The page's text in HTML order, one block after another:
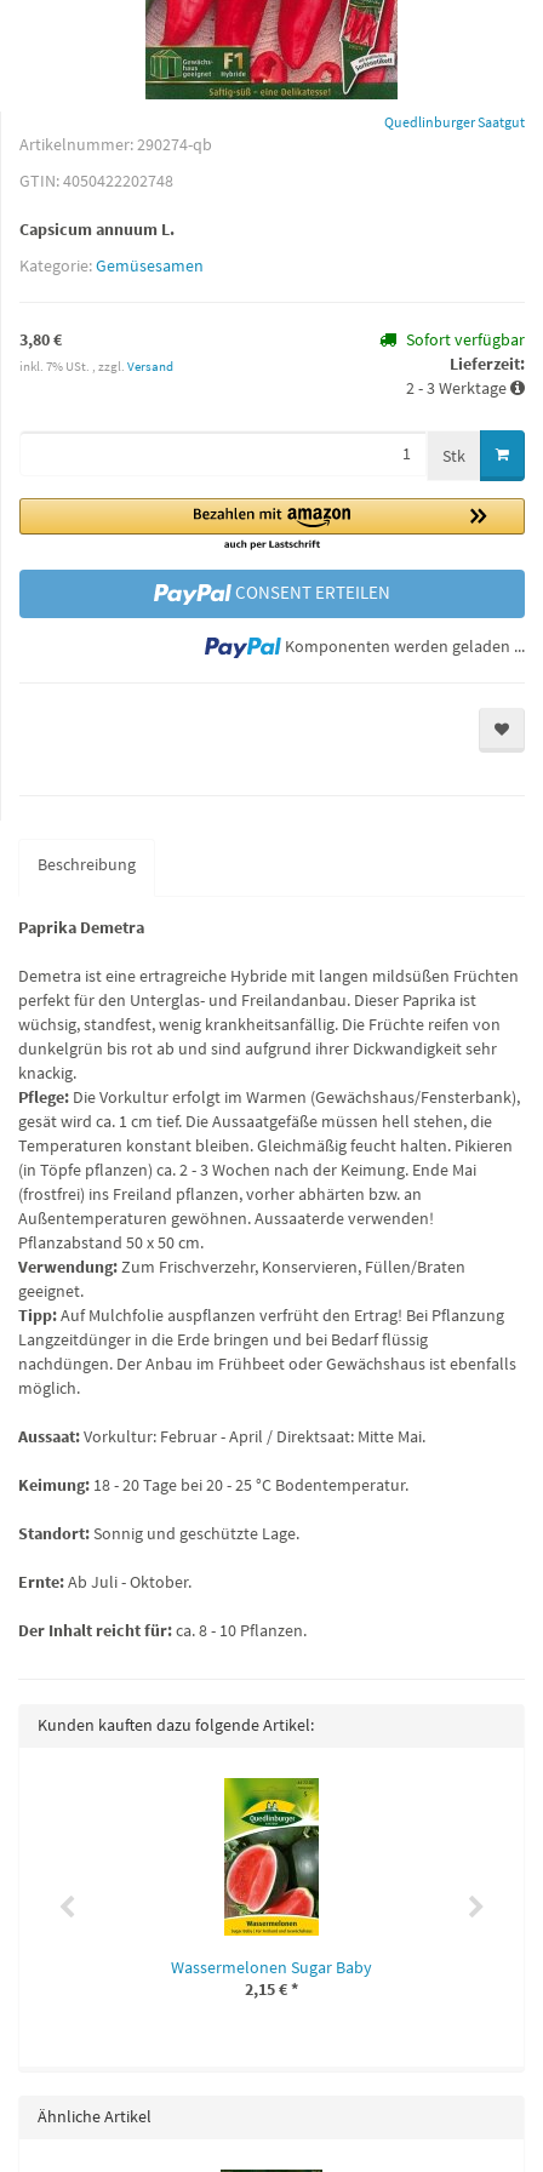
Quedlinburger Saatgut
Artikelnummer:290274-qb
GTIN:4050422202748
Capsicum annuum L.
Kategorie:Gemüsesamen
3,80 €
inkl. 7% USt. , zzgl. Versand
Sofort verfügbar
Lieferzeit:
2 - 3 Werktage
Stk
CONSENT ERTEILEN
Komponenten werden geladen ...
Beschreibung
Paprika Demetra
Demetra ist eine ertragreiche Hybride mit langen mildsüßen Früchten
perfekt für den Unterglas- und Freilandanbau. Dieser Paprika ist
wüchsig, standfest, wenig krankheitsanfällig. Die Früchte reifen von
dunkelgrün bis rot ab und sind aufgrund ihrer Dickwandigkeit sehr
knackig.
Pflege: Die Vorkultur erfolgt im Warmen (Gewächshaus/Fensterbank),
gesät wird ca. 1 cm tief. Die Aussaatgefäße müssen hell stehen, die
Temperaturen konstant bleiben. Gleichmäßig feucht halten. Pikieren
(in Töpfe pflanzen) ca. 2 - 3 Wochen nach der Keimung. Ende Mai
(frostfrei) ins Freiland pflanzen, vorher abhärten bzw. an
Außentemperaturen gewöhnen. Aussaaterde verwenden!
Pflanzabstand 50 x 50 cm.
Verwendung:Zum Frischverzehr, Konservieren, Füllen/Braten
geeignet.
Tipp:Auf Mulchfolie auspflanzen verfrüht den Ertrag! Bei Pflanzung
Langzeitdünger in die Erde bringen und bei Bedarf flüssig
nachdüngen. Der Anbau im Frühbeet oder Gewächshaus ist ebenfalls
möglich.
Aussaat:Vorkultur: Februar - April / Direktsaat: Mitte Mai.
Keimung: 18 - 20 Tage bei 20 - 25 °C Bodentemperatur.
Standort:Sonnig und geschützte Lage.
Ernte:Ab Juli - Oktober.
Der Inhalt reicht für:ca. 8 - 10 Pflanzen.
Kunden kauften dazu folgende Artikel:
Wassermelonen Sugar Baby
2,15 €*
Ähnliche Artikel